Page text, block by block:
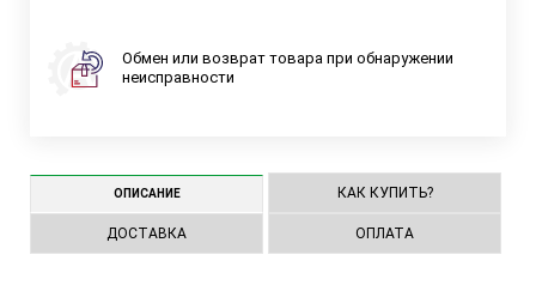
Обмен или возврат товара при обнаружении
неисправности
ОПИСАНИЕ КАК КУПИТЬ?
ДОСТАВКА ОПЛАТА